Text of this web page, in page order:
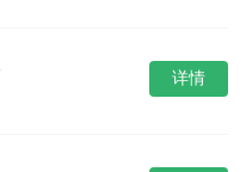
详情